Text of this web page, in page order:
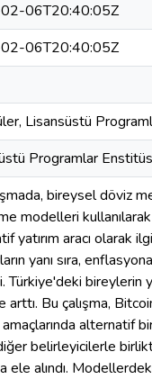
06T20:40:05Z
06T20:40:05Z
Lisansüstü
Programlar
bireysel döviz
modelleri
yatırım aracı
yanı sıra,
Türkiye'deki bireylerin
arttı. Bu çalışma,
alternatif
belirleyicilerle
ele alındı.